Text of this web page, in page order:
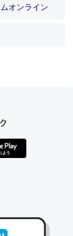
ケットWifiみ
05/15/1805